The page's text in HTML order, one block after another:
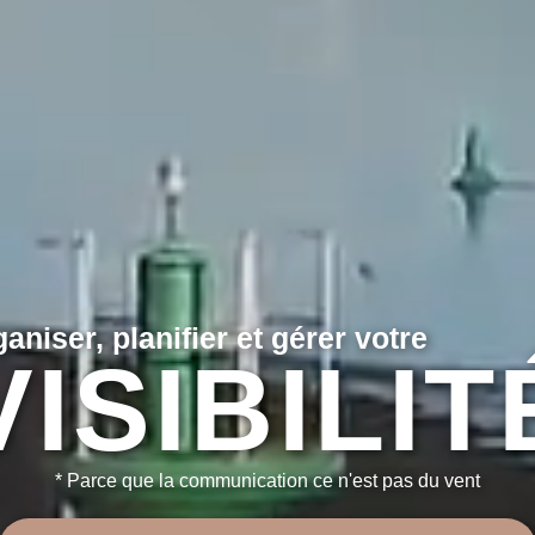
planifier et gérer votre
* Parce que la communication ce n'est pas du vent